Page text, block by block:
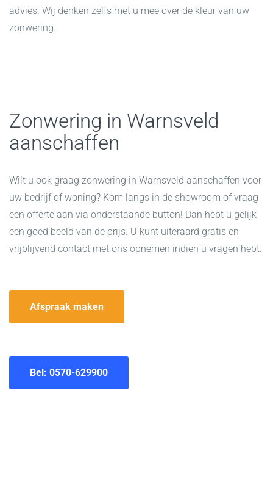
advies. Wij denken zelfs met u mee over de kleur van uw
zonwering.
Zonwering in Warnsveld
aanschaffen
Wilt u ook graag zonwering in Warnsveld aanschaffen voor
uw bedrijf of woning? Kom langs in de showroom of vraag
een offerte aan via onderstaande button! Dan hebt u gelijk
een goed beeld van de prijs. U kunt uiteraard gratis en
vrijblijvend contact met ons opnemen indien u vragen hebt.
Afspraak maken
Bel: 0570-629900